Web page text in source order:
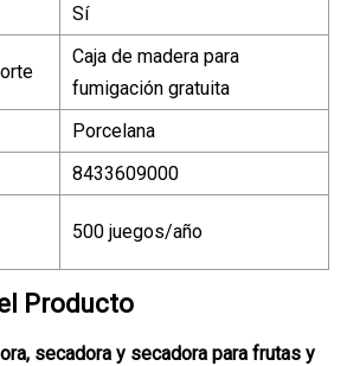
Sí
Caja de madera para
fumigación gratuita
Porcelana
8433609000
500 juegos/año
Producto
secadora y secadora para frutas y